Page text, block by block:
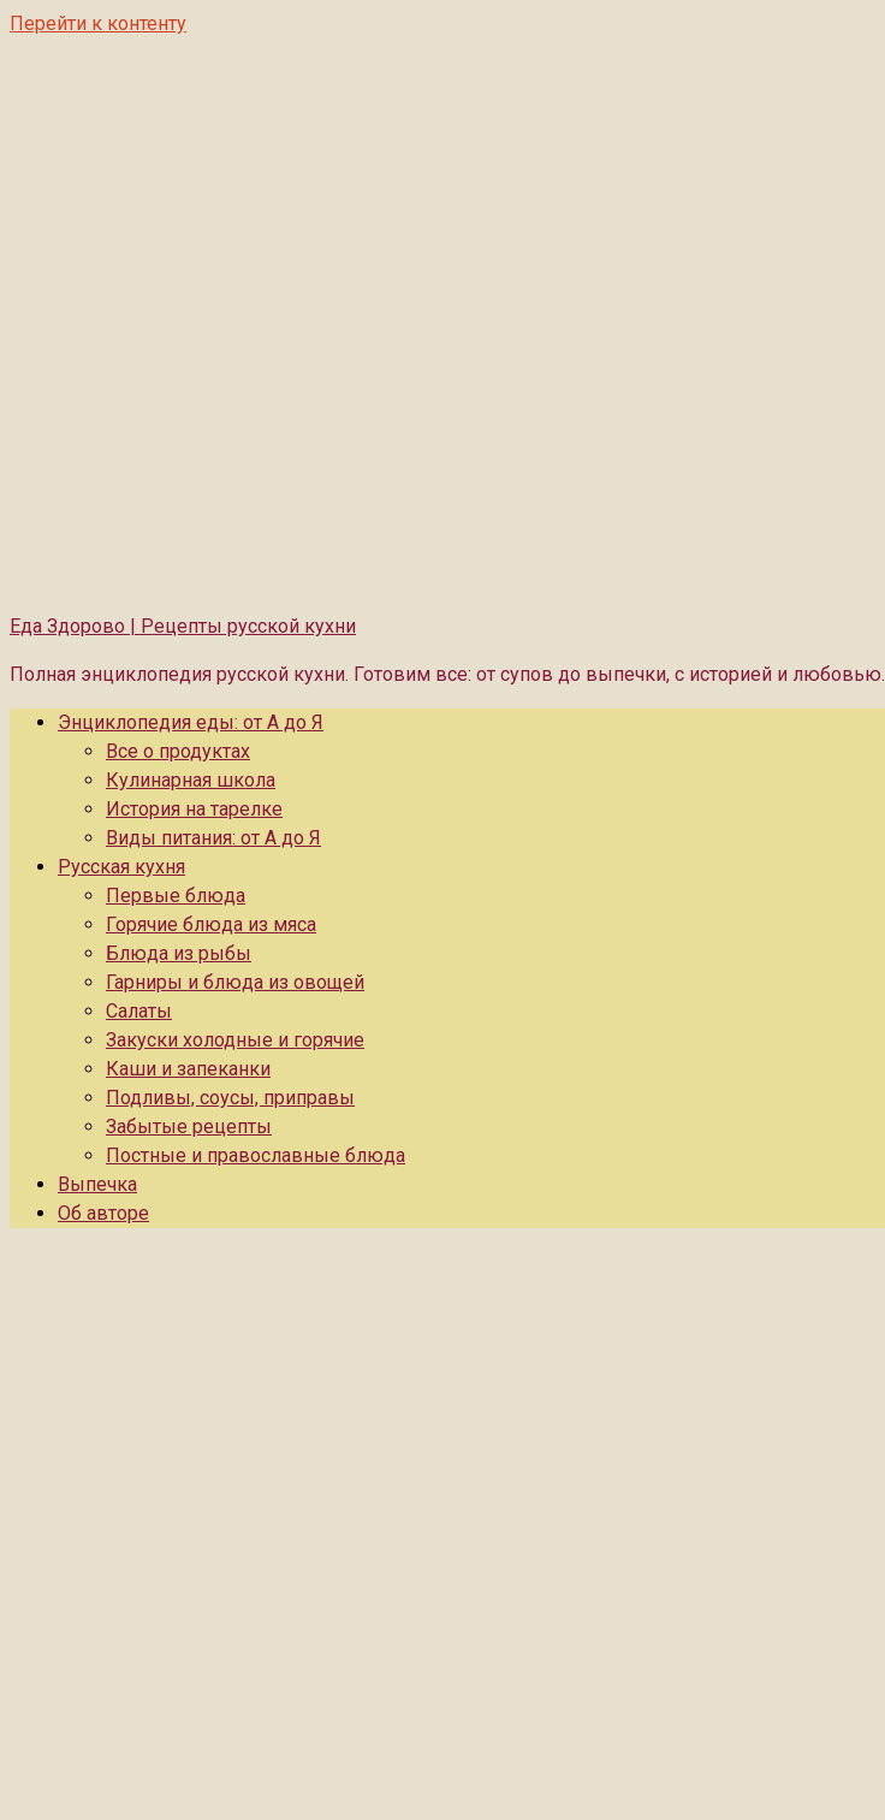
Перейти к контенту
Еда Здорово | Рецепты русской кухни
Полная энциклопедия русской кухни. Готовим все: от супов до выпечки, с историей и любовью.
Энциклопедия еды: от А до Я
Все о продуктах
Кулинарная школа
История на тарелке
Виды питания: от А до Я
Русская кухня
Первые блюда
Горячие блюда из мяса
Блюда из рыбы
Гарниры и блюда из овощей
Салаты
Закуски холодные и горячие
Каши и запеканки
Подливы, соусы, приправы
Забытые рецепты
Постные и православные блюда
Выпечка
Об авторе